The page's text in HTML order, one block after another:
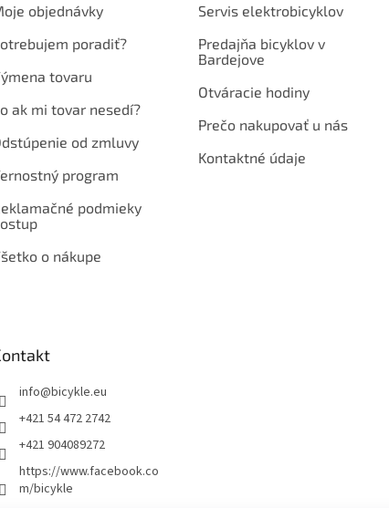
objednávky
poradiť?
tovaru
ak mi tovar nesedí?
od zmluvy
program
podmieky
o nákupe
Servis elektrobicyklov
Predajňa bicyklov v
Bardejove
Otváracie hodiny
Prečo nakupovať u nás
Kontaktné údaje
info@bicykle.eu
+421 54 472 2742
+421 904089272
https://www.facebook.co
m/bicykle